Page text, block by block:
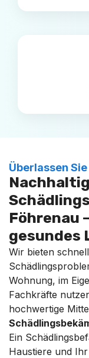
Überlassen
Föhrenau
gesundes
Wir bieten
Wohnung, im
Fachkräfte
hochwertige
Ein
Haustiere und